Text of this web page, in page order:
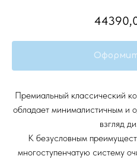
Премиальный классический
обладает минималистичным и
взгляд
К безусловным
многоступенчатую систему